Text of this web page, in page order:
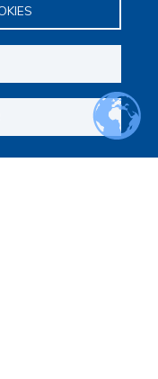
sur la fin de vie
de consortia